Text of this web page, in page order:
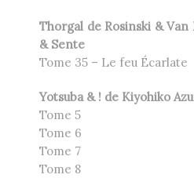
Thorgal de Rosinski & Van
& Sente
Tome 35 – Le feu Écarlate
Yotsuba & ! de Kiyohiko
Tome 5
Tome 6
Tome 7
Tome 8